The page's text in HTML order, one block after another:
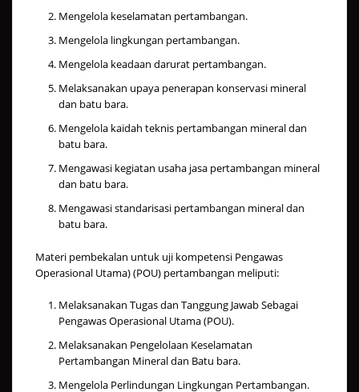
Mengelola keselamatan pertambangan.
Mengelola lingkungan pertambangan.
Mengelola keadaan darurat pertambangan.
Melaksanakan upaya penerapan konservasi mineral
dan batu bara.
Mengelola kaidah teknis pertambangan mineral dan
batu bara.
Mengawasi kegiatan usaha jasa pertambangan mineral
dan batu bara.
Mengawasi standarisasi pertambangan mineral dan
batu bara.
Materi pembekalan untuk uji kompetensi Pengawas
Operasional Utama) (POU) pertambangan meliputi:
Melaksanakan Tugas dan Tanggung Jawab Sebagai
Pengawas Operasional Utama (POU).
Melaksanakan Pengelolaan Keselamatan
Pertambangan Mineral dan Batu bara.
Mengelola Perlindungan Lingkungan Pertambangan.